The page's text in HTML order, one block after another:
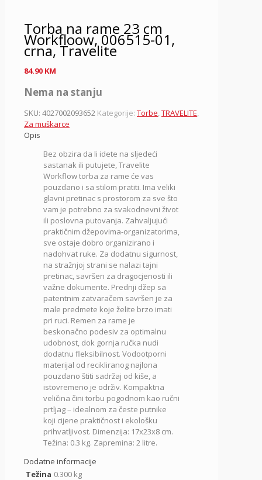
Torba na rame 23 cm
Workfloow, 006515-01,
crna, Travelite
84.90 KM
Nema na stanju
SKU: 4027002093652 Kategorije: Torbe,TRAVELITE,
Za muškarce
Opis
Bez obzira da li idete na sljedeći
sastanak ili putujete, Travelite
Workflow torba za rame će vas
pouzdano i sa stilom pratiti. Ima veliki
glavni pretinac s prostorom za sve što
vam je potrebno za svakodnevni život
ili poslovna putovanja. Zahvaljujući
praktičnim džepovima-organizatorima,
sve ostaje dobro organizirano i
nadohvat ruke. Za dodatnu sigurnost,
na stražnjoj strani se nalazi tajni
pretinac, savršen za dragocjenosti ili
važne dokumente. Prednji džep sa
patentnim zatvaračem savršen je za
male predmete koje želite brzo imati
pri ruci. Remen za rame je
beskonačno podesiv za optimalnu
udobnost, dok gornja ručka nudi
dodatnu fleksibilnost. Vodootporni
materijal od recikliranog najlona
pouzdano štiti sadržaj od kiše, a
istovremeno je održiv. Kompaktna
veličina čini torbu pogodnom kao ručni
prtljag – idealnom za česte putnike
koji cijene praktičnost i ekološku
prihvatljivost. Dimenzija: 17x23x8 cm.
Težina: 0.3 kg. Zapremina: 2 litre.
Dodatne informacije
Težina 0.300 kg